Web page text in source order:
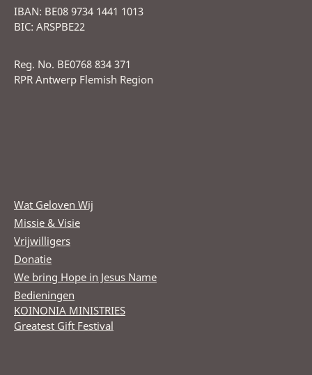
IBAN: BE08 9734 1441 1013
BIC: ARSPBE22
Reg. No. BE0768 834 371
RPR Antwerp Flemish Region
Wat Geloven Wij
Missie & Visie
Vrijwilligers
Donatie
We bring Hope in Jesus Name
Bedieningen
KOINONIA MINISTRIES
Greatest Gift Festival